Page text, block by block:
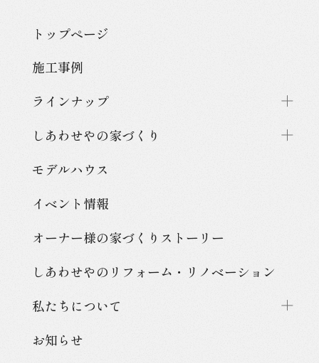
トップページ
施工事例
ラインナップ
しあわせやの家づくり
モデルハウス
イベント情報
オーナー様の家づくり ストーリー
しあわせやのリフォーム・ リノベーション
私たちについて
お知らせ